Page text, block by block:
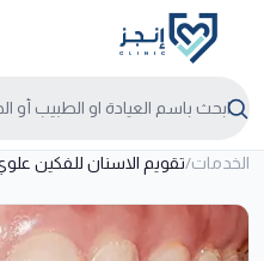
الخدمات/تقويم الاسنان للفكين